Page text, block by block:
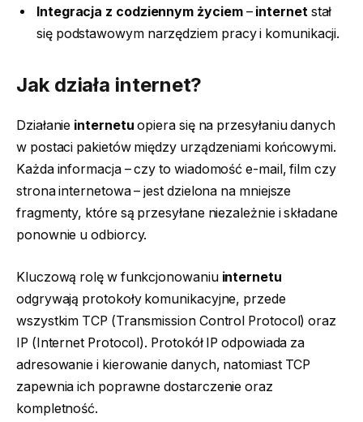
Integracja z codziennym życiem– internet stał
się podstawowym narzędziem pracy i komunikacji.
Jak działa internet?
Działanie internetu opiera się na przesyłaniu danych
w postaci pakietów między urządzeniami końcowymi.
Każda informacja – czy to wiadomość e-mail, film czy
strona internetowa – jest dzielona na mniejsze
fragmenty, które są przesyłane niezależnie i składane
ponownie u odbiorcy.
Kluczową rolę w funkcjonowaniu internetu
odgrywają protokoły komunikacyjne, przede
wszystkim TCP (Transmission Control Protocol) oraz
IP (Internet Protocol). Protokół IP odpowiada za
adresowanie i kierowanie danych, natomiast TCP
zapewnia ich poprawne dostarczenie oraz
kompletność.